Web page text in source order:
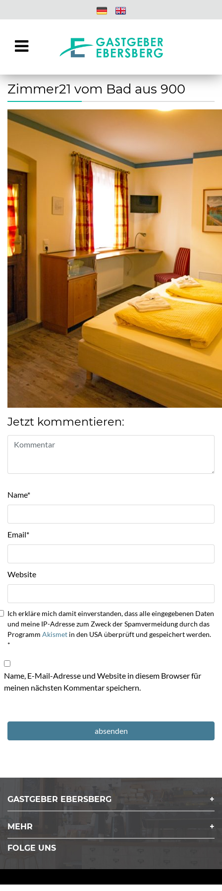
Zimmer21 vom Bad aus 900
Jetzt kommentieren:
Name*
Email*
Website
Ich erkläre mich damit einverstanden, dass alle eingegebenen Daten
und meine IP-Adresse zum Zweck der Spamvermeidung durch das
Programm Akismet in den USA überprüft und gespeichert werden.
*
Name, E-Mail-Adresse und Website in diesem Browser für
meinen nächsten Kommentar speichern.
GASTGEBER EBERSBERG
MEHR
FOLGE UNS